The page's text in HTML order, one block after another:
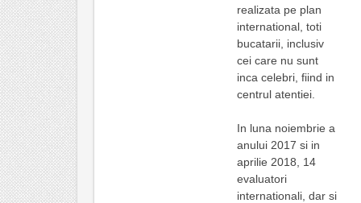
realizata pe plan
international, toti
bucatarii, inclusiv
cei care nu sunt
inca celebri, fiind in
centrul atentiei.
In luna noiembrie a
anului 2017 si in
aprilie 2018, 14
evaluatori
internationali, dar si